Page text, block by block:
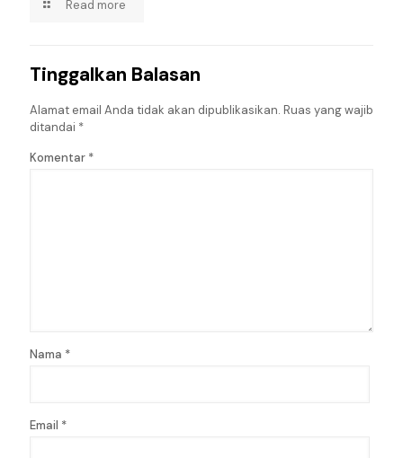
Read more
Tinggalkan Balasan
Alamat email Anda tidak akan dipublikasikan. Ruas yang wajib
ditandai *
Komentar *
Nama *
Email *